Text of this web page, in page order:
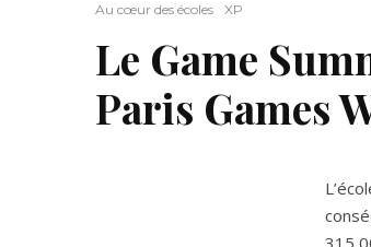
Au cœur des écoles XP
Le Game
Paris Games
315